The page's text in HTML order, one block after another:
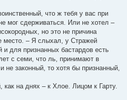
что ж тебя у вас при
мог сдерживаться. Или не хотел –
но это не причина
место. – Я слыхал, у Стражей
для признанных бастардов есть
с семи, что ль, принимают в
не законный, то хотя бы признанный,
как на днях – к Хлое. Лицом к Гарту.